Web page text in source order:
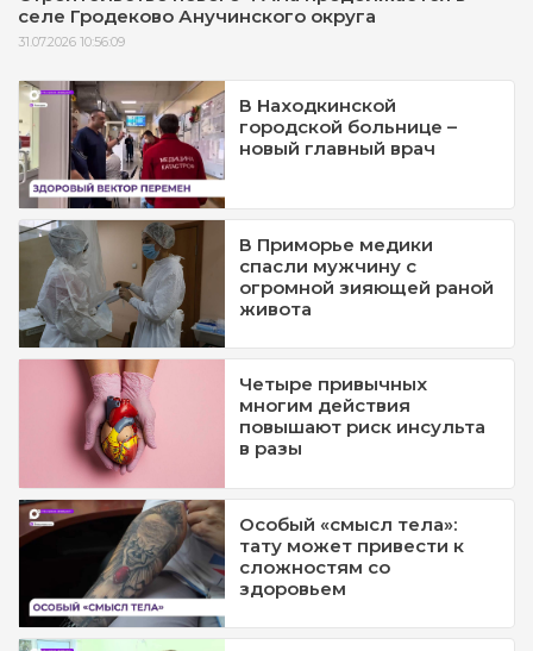
селе Гродеково Анучинского округа
31.07.2026 10:56:09
В Находкинской
городской больнице –
новый главный врач
В Приморье медики
спасли мужчину с
огромной зияющей раной
живота
Четыре привычных
многим действия
повышают риск инсульта
в разы
Особый «смысл тела»:
тату может привести к
сложностям со
здоровьем